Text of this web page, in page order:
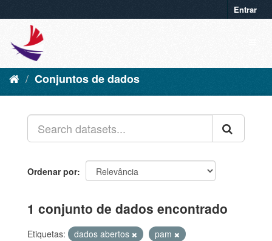
Entrar
Conjuntos de dados
Ordenar por
1 conjunto de dados encontrado
Etiquetas: dados abertos
pam